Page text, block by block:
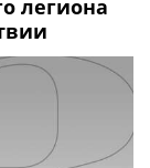
легиона